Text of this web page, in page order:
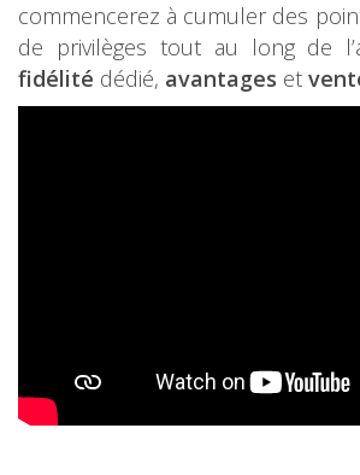
commencerez à cumuler des
de privilèges tout au long de
fidélité dédié, avantages et